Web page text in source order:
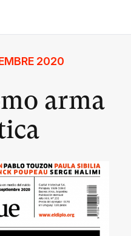
2020
arma